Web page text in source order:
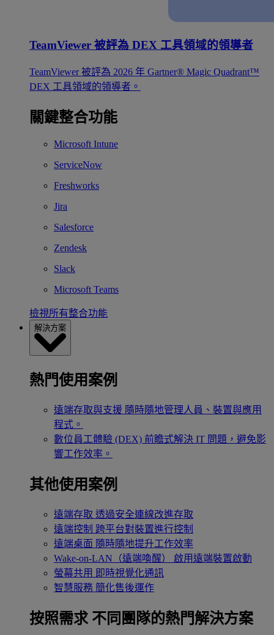
TeamViewer 被評為 DEX 工具領域的領導者
TeamViewer 被評為 2026 年 Gartner® Magic Quadrant™
DEX 工具領域的領導者。
關鍵整合功能
Microsoft Intune
ServiceNow
Freshworks
Jira
Salesforce
Zendesk
Slack
Microsoft Teams
檢視所有整合功能
解決方案
熱門使用案例
遠端存取與支援 隨時隨地管理人員、裝置與應用
程式。
數位員工體驗 (DEX) 前瞻式解決 IT 問題，避免影
響工作效率。
其他使用案例
遠端存取 透過安全連線改進存取
遠端控制 跨平台對裝置進行控制
遠端桌面 隨時隨地提升工作效率
Wake-on-LAN（遠端喚醒）
啟用遠端裝置啟動
螢幕共用 即時視覺化通訊
智慧服務 簡化售後運作
按照需求 不同團隊的熱門解決方案